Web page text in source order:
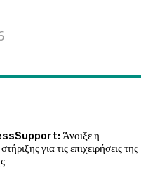
Άνοιξε η
για τις επιχειρήσεις της